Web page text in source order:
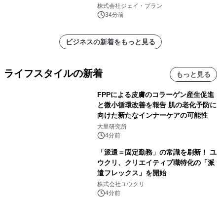
の運営を開始
株式会社ジェイ・プラン
34分前
ビジネスの新着をもっと見る
ライフスタイルの新着 もっと見る
FPPによる皮膚のコラーゲン産生促進
と微小循環改善を報告 肌の老化予防に
向けた新たなインナーケアの可能性
大里研究所
4分前
「派遣＝固定勤務」の常識を刷新！ ユ
ウクリ、クリエイティブ職特化の「派
遣フレックス」を開始
株式会社ユウクリ
4分前